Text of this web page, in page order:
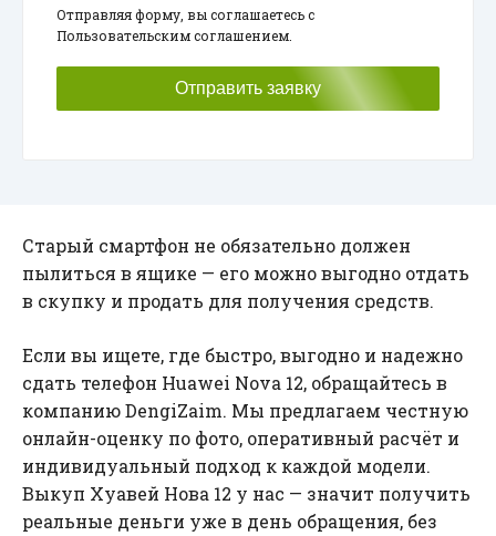
Отправляя форму, вы соглашаетесь с
Пользовательским соглашением.
Отправить заявку
Старый смартфон не обязательно должен
пылиться в ящике — его можно выгодно отдать
в скупку и продать для получения средств.
Если вы ищете, где быстро, выгодно и надежно
сдать телефон Huawei Nova 12, обращайтесь в
компанию DengiZaim. Мы предлагаем честную
онлайн-оценку по фото, оперативный расчёт и
индивидуальный подход к каждой модели.
Выкуп Хуавей Нова 12 у нас — значит получить
реальные деньги уже в день обращения, без